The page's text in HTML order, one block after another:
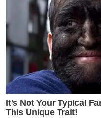
It's Not Your Typical
This Unique Trait!